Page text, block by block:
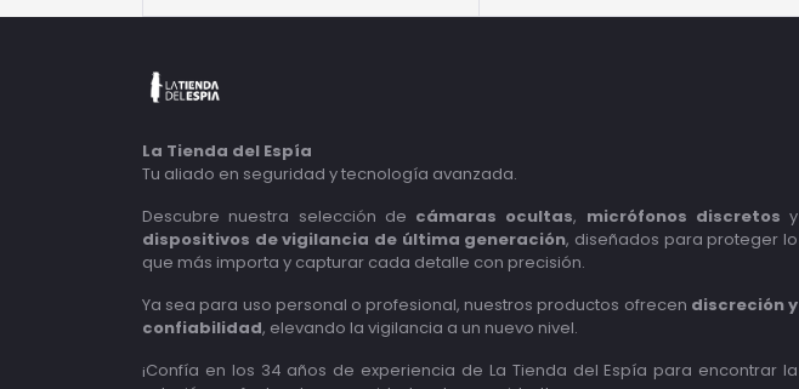
La Tienda del Espía
Tu aliado en seguridad y tecnología avanzada.
Descubre nuestra selección de cámaras ocultas, micrófonos discretos y
dispositivos de vigilancia de última generación, diseñados para proteger lo
que más importa y capturar cada detalle con precisión.
Ya sea para uso personal o profesional, nuestros productos ofrecen discreción y
confiabilidad, elevando la vigilancia a un nuevo nivel.
¡Confía en los 34 años de experiencia de La Tienda del Espía para encontrar la